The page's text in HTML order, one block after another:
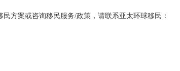
方案或咨询移民服务/政策，请联系亚太环球移民：